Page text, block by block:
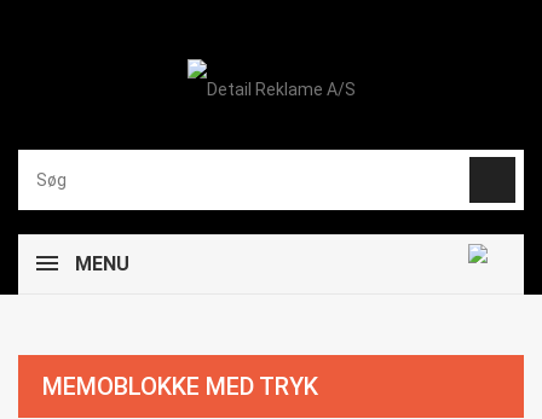
MENU
MEMOBLOKKE MED TRYK